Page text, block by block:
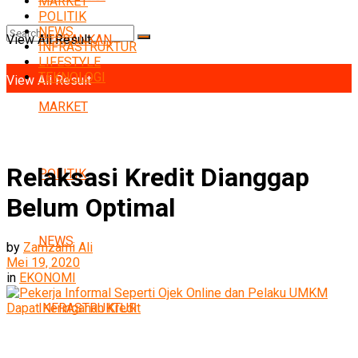
No Result
View All Result
PERBANKAN
MARKET
POLITIK
NEWS
INFRASTRUKTUR
View All Result
POLITIK
NEWS
INFRASTRUKTUR
LIFESTYLE
TEKNOLOGI
Relaksasi Kredit Dianggap
Belum Optimal
by Zamzami Ali
Mei 19, 2020
in EKONOMI